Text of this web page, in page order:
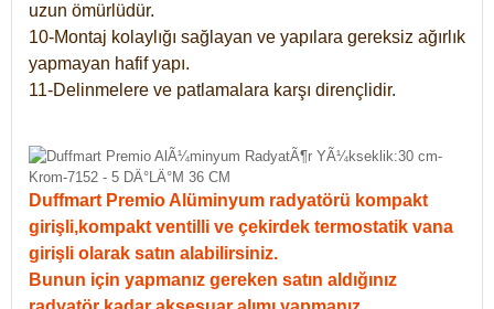
uzun ömürlüdür.
10-Montaj kolaylığı sağlayan ve yapılara gereksiz ağırlık
yapmayan hafif yapı.
11-Delinmelere ve patlamalara karşı dirençlidir.
Duffmart Premio Alüminyum radyatörü kompakt
girişli,kompakt ventilli ve çekirdek termostatik vana
girişli olarak satın alabilirsiniz.
Bunun için yapmanız gereken satın aldığınız